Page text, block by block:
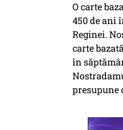
O carte
450 de ani
Reginei.
carte
în
presupune